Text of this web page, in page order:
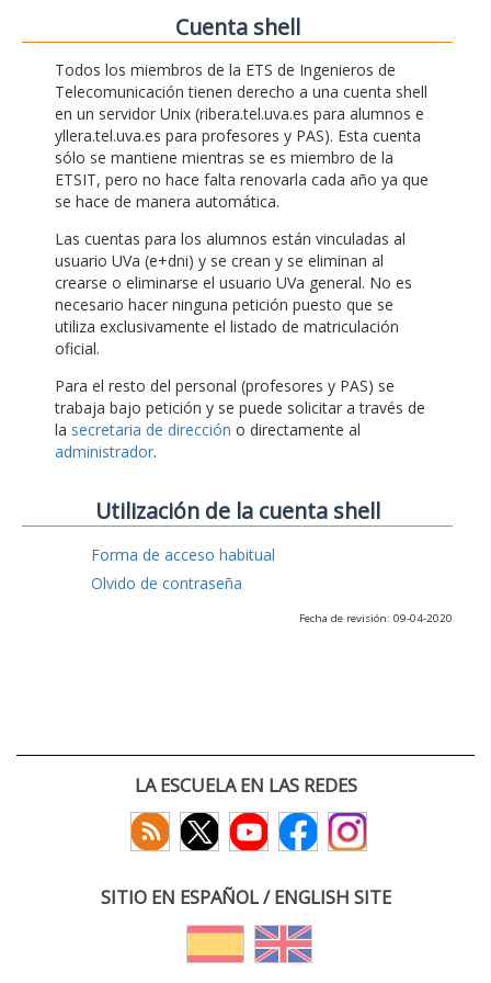
Cuenta shell
Todos los miembros de la ETS de Ingenieros de
Telecomunicación tienen derecho a una cuenta shell
en un servidor Unix (ribera.tel.uva.es para alumnos e
yllera.tel.uva.es para profesores y PAS). Esta cuenta
sólo se mantiene mientras se es miembro de la
ETSIT, pero no hace falta renovarla cada año ya que
se hace de manera automática.
Las cuentas para los alumnos están vinculadas al
usuario UVa (e+dni) y se crean y se eliminan al
crearse o eliminarse el usuario UVa general. No es
necesario hacer ninguna petición puesto que se
utiliza exclusivamente el listado de matriculación
oficial.
Para el resto del personal (profesores y PAS) se
trabaja bajo petición y se puede solicitar a través de
la secretaria de dirección o directamente al
administrador.
Utilización de la cuenta shell
Forma de acceso habitual
Olvido de contraseña
Fecha de revisión: 09-04-2020
LA ESCUELA EN LAS REDES
SITIO EN ESPAÑOL / ENGLISH SITE